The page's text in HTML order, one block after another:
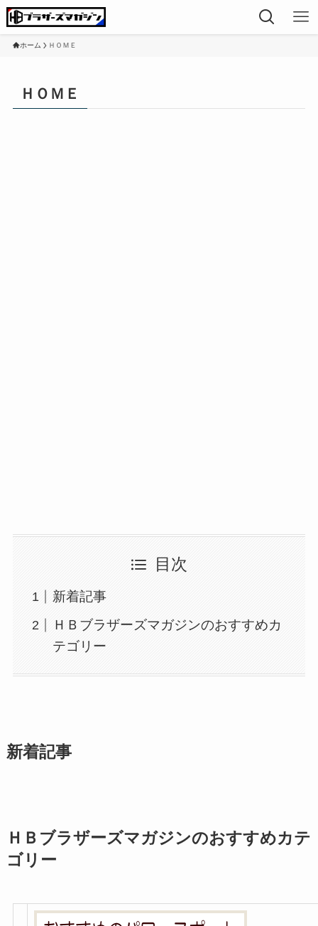
ホーム ＨＯＭＥ
ＨＯＭＥ
目次
新着記事
ＨＢブラザーズマガジンのおすすめカ
テゴリー
新着記事
ＨＢブラザーズマガジンのおすすめカテ
ゴリー